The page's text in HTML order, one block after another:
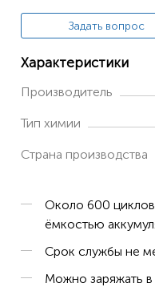
Задать вопрос
Характеристики
Производитель
Тип химии
Страна производства
Около 600
ёмкостью
Срок службы не
Можно заряжать